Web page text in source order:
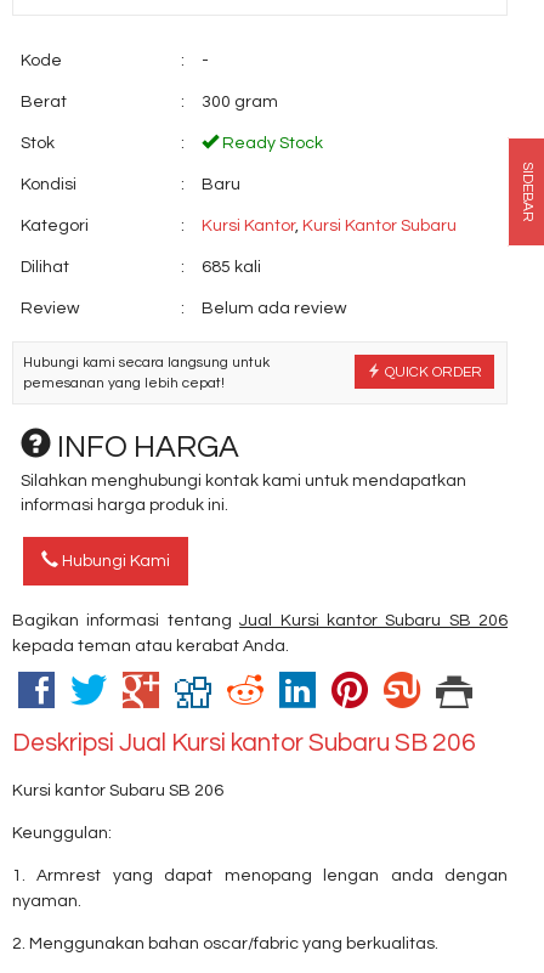
Kode : -
Berat : 300 gram
Stok : Ready Stock
Kondisi : Baru
Kategori : Kursi Kantor, Kursi Kantor Subaru
Dilihat : 685 kali
Review : Belum ada review
QUICK ORDER
Hubungi kami secara langsung untuk
pemesanan yang lebih cepat!
INFO HARGA
Silahkan menghubungi kontak kami untuk mendapatkan
informasi harga produk ini.
Hubungi Kami
Bagikan informasi tentangJual Kursi kantor Subaru SB 206
kepada teman atau kerabat Anda.
Deskripsi Jual Kursi kantor Subaru SB 206
Kursi kantor Subaru SB 206
Keunggulan:
1. Armrest yang dapat menopang lengan anda dengan
nyaman.
2. Menggunakan bahan oscar/fabric yang berkualitas.
SIDEBAR